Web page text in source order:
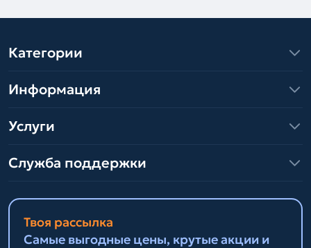
Категории
Информация
Услуги
Служба поддержки
Твоя рассылка
Самые выгодные цены, крутые акции и